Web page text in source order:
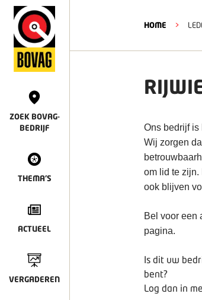
ZOEK BOVAG-
BEDRIJF
THEMA'S
ACTUEEL
VERGADEREN
HOME >
Ons bedrijf is
Wij zorgen
om lid te zijn.
ook blijven
Bel voor een
pagina.
Is dit uw
bent?
Log dan in